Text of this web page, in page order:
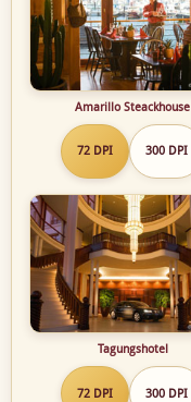
Amarillo Steackhouse
72 DPI 300 DPI
Tagungshotel
72 DPI 300 DPI